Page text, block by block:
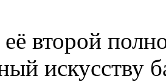
её второй
искусству